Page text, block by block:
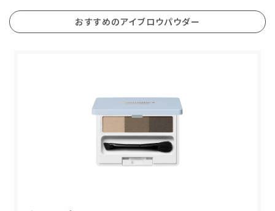
おすすめのアイブロウパウダー